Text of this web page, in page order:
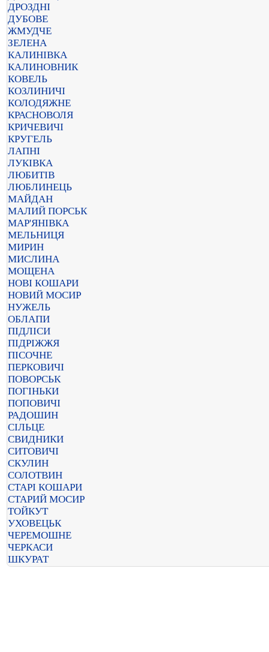
ДРОЗДНІ
ДУБОВЕ
ЖМУДЧЕ
ЗЕЛЕНА
КАЛИНІВКА
КАЛИНОВНИК
КОВЕЛЬ
КОЗЛИНИЧІ
КОЛОДЯЖНЕ
КРАСНОВОЛЯ
КРИЧЕВИЧІ
КРУГЕЛЬ
ЛАПНІ
ЛУКІВКА
ЛЮБИТІВ
ЛЮБЛИНЕЦЬ
МАЙДАН
МАЛИЙ ПОРСЬК
МАР'ЯНІВКА
МЕЛЬНИЦЯ
МИРИН
МИСЛИНА
МОЩЕНА
НОВІ КОШАРИ
НОВИЙ МОСИР
НУЖЕЛЬ
ОБЛАПИ
ПІДЛІСИ
ПІДРІЖЖЯ
ПІСОЧНЕ
ПЕРКОВИЧІ
ПОВОРСЬК
ПОГІНЬКИ
ПОПОВИЧІ
РАДОШИН
СІЛЬЦЕ
СВИДНИКИ
СИТОВИЧІ
СКУЛИН
СОЛОТВИН
СТАРІ КОШАРИ
СТАРИЙ МОСИР
ТОЙКУТ
УХОВЕЦЬК
ЧЕРЕМОШНЕ
ЧЕРКАСИ
ШКУРАТ